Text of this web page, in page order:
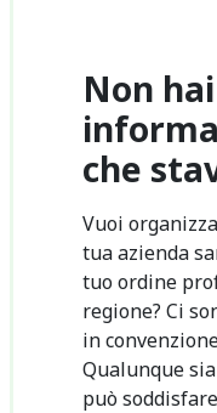
Non
che
Vuoi
tua azienda
tuo ordine
regione? Ci
in
Qualunque
può soddisfare